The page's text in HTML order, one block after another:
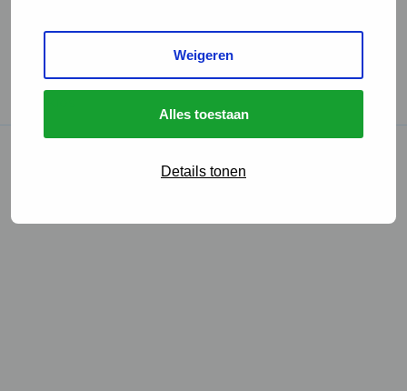
Weigeren
Alles toestaan
Details tonen
GGD Reisvaccinaties